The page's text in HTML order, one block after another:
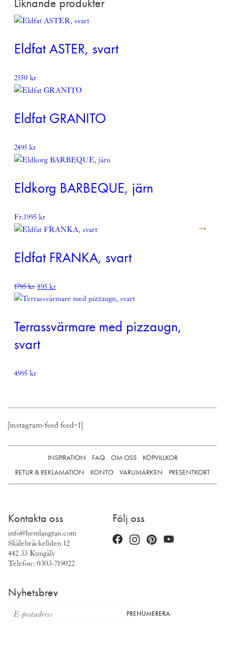
Eldfat ASTER, svart
2550kr
Eldfat GRANITO
2495kr
Eldkorg BARBEQUE, järn
Fr.1995kr
Eldfat FRANKA, svart
1795krDet
ursprungliga
1795 kr.
895krDet
nuvarande
895 kr.
Terrassvärmare med pizzaugn,
svart
4995kr
[instagram-feed feed=1]
INSPIRATION FAQ OM OSS
KÖPVILLKOR
RETUR & REKLAMATION
KONTO VARUMÄRKEN PRESENTKORT
Kontakta oss
info@hemlangtan.com
Skälebräckeliden 12
442 33 Kungälv
Telefon: 0303-719022
Följ oss
Nyhetsbrev
PRENUMERERA